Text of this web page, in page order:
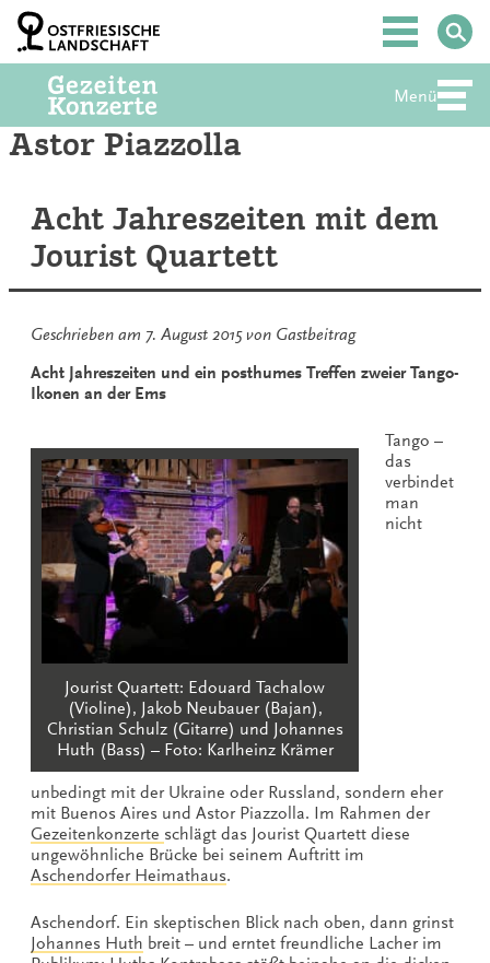
Zum
Inhalt
springen
Hauptmenü
Menü
Astor Piazzolla
Acht Jahreszeiten mit dem
Jourist Quartett
Geschrieben am 7. August 2015von Gastbeitrag
Acht Jahreszeiten und ein posthumes Treffen zweier Tango-
Ikonen an der Ems
Jourist Quartett: Edouard Tachalow
(Violine), Jakob Neubauer (Bajan),
Christian Schulz (Gitarre) und Johannes
Huth (Bass) – Foto: Karlheinz Krämer
Tango –
das
verbindet
man
nicht
unbedingt mit der Ukraine oder Russland, sondern eher
mit Buenos Aires und Astor Piazzolla. Im Rahmen der
Gezeitenkonzerte schlägt das Jourist Quartett diese
ungewöhnliche Brücke bei seinem Auftritt im
Aschendorfer Heimathaus.
Aschendorf. Ein skeptischen Blick nach oben, dann grinst
Johannes Huth breit – und erntet freundliche Lacher im